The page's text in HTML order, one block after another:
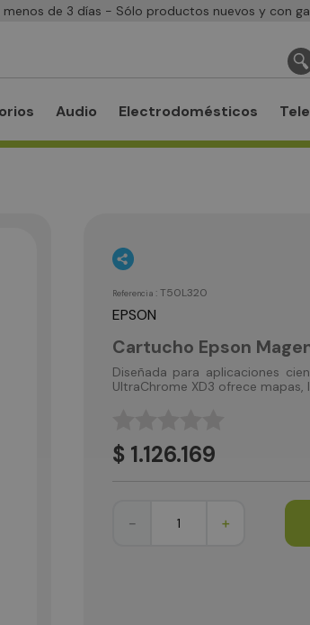
de 3 días - Sólo productos nuevos y con
Audio Electrodomésticos
Referencia :T50L320
EPSON
Cartucho Epson
Diseñada para aplicaciones
UltraChrome XD3 ofrece
$ 1.126.169
＋
－